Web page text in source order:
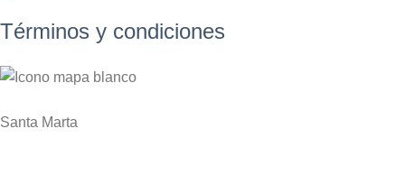
Términos y condiciones
Santa Marta